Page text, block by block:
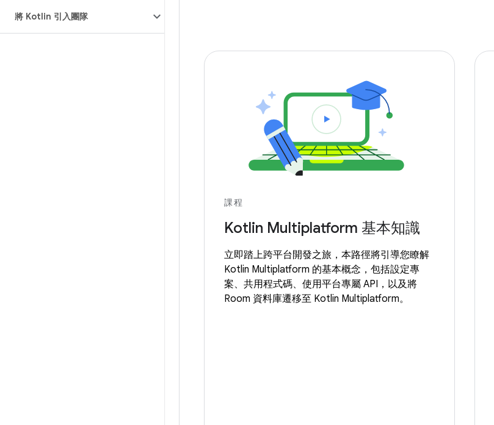
將 Kotlin 引入團隊
課程
Kotlin Multiplatform 基本知識
立即踏上跨平台開發之旅，本路徑將引導您瞭解
Kotlin Multiplatform 的基本概念，包括設定專
案、共用程式碼、使用平台專屬 API，以及將
Room 資料庫遷移至 Kotlin Multiplatform。